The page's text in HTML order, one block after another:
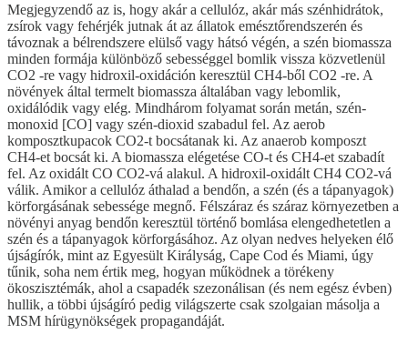
Megjegyzendő az is, hogy akár a cellulóz, akár más szénhidrátok,
zsírok vagy fehérjék jutnak át az állatok emésztőrendszerén és
távoznak a bélrendszere elülső vagy hátsó végén, a szén biomassza
minden formája különböző sebességgel bomlik vissza közvetlenül
CO2 -re vagy hidroxil-oxidáción keresztül CH4-ből CO2 -re. A
növények által termelt biomassza általában vagy lebomlik,
oxidálódik vagy elég. Mindhárom folyamat során metán, szén-
monoxid [CO] vagy szén-dioxid szabadul fel. Az aerob
komposztkupacok CO2-t bocsátanak ki. Az anaerob komposzt
CH4-et bocsát ki. A biomassza elégetése CO-t és CH4-et szabadít
fel. Az oxidált CO CO2-vá alakul. A hidroxil-oxidált CH4 CO2-vá
válik. Amikor a cellulóz áthalad a bendőn, a szén (és a tápanyagok)
körforgásának sebessége megnő. Félszáraz és száraz környezetben a
növényi anyag bendőn keresztül történő bomlása elengedhetetlen a
szén és a tápanyagok körforgásához. Az olyan nedves helyeken élő
újságírók, mint az Egyesült Királyság, Cape Cod és Miami, úgy
tűnik, soha nem értik meg, hogyan működnek a törékeny
ökoszisztémák, ahol a csapadék szezonálisan (és nem egész évben)
hullik, a többi újságíró pedig világszerte csak szolgaian másolja a
MSM hírügynökségek propagandáját.